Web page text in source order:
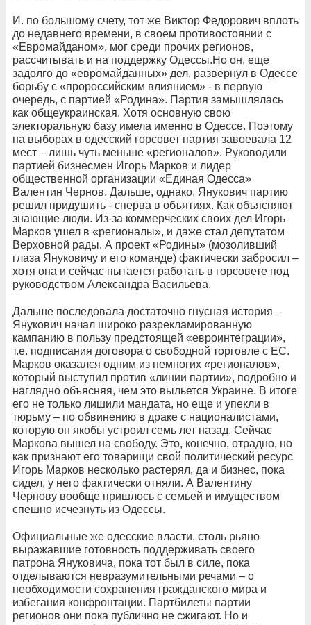
И. по большому счету, тот же Виктор Федорович вплоть
до недавнего времени, в своем противостоянии с
«Евромайданом», мог среди прочих регионов,
рассчитывать и на поддержку Одессы.Но он, еще
задолго до «евромайданных» дел, развернул в Одессе
борьбу с «пророссийским влиянием» - в первую
очередь, с партией «Родина». Партия замышлялась
как общеукраинская. Хотя основную свою
электоральную базу имела именно в Одессе. Поэтому
на выборах в одесский горсовет партия завоевала 12
мест – лишь чуть меньше «регионалов». Руководили
партией бизнесмен Игорь Марков и лидер
общественной организации «Единая Одесса»
Валентин Чернов. Дальше, однако, Янукович партию
решил придушить - сперва в объятиях. Как объясняют
знающие люди. Из-за коммерческих своих дел Игорь
Марков ушел в «регионалы», и даже стал депутатом
Верховной рады. А проект «Родины» (мозоливший
глаза Януковичу и его команде) фактически забросил –
хотя она и сейчас пытается работать в горсовете под
руководством Александра Васильева.
Дальше последовала достаточно гнусная история –
Янукович начал широко разрекламированную
кампанию в пользу предстоящей «евроинтеграции»,
т.е. подписания договора о свободной торговле с ЕС.
Марков оказался одним из немногих «регионалов»,
который выступил против «линии партии», подробно и
наглядно объясняя, чем это выльется Украине. В итоге
его не только лишили мандата, но еще и упекли в
тюрьму – по обвинению в драке с националистами,
которую он якобы устроил семь лет назад. Сейчас
Маркова вышел на свободу. Это, конечно, отрадно, но
как признают его товарищи свой политический ресурс
Игорь Марков несколько растерял, да и бизнес, пока
сидел, у него фактически отняли. А Валентину
Чернову вообще пришлось с семьей и имуществом
спешно исчезнуть из Одессы.
Официальные же одесские власти, столь рьяно
выражавшие готовность поддерживать своего
патрона Януковича, пока тот был в силе, пока
отделываются невразумительными речами – о
необходимости сохранения гражданского мира и
избегания конфронтации. Партбилеты партии
регионов они пока публично не сжигают. Но и